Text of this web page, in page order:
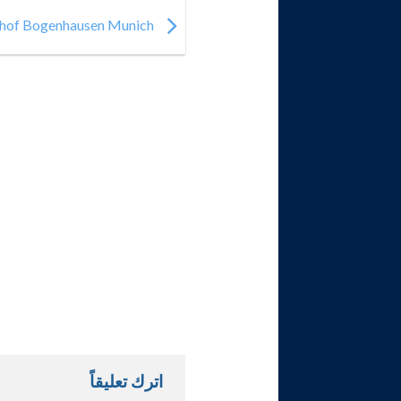
Rothof Bogenhausen Munich
اترك تعليقاً